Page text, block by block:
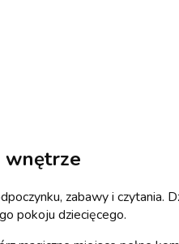
wnętrze
zabawy i czytania.
pokoju dziecięcego.